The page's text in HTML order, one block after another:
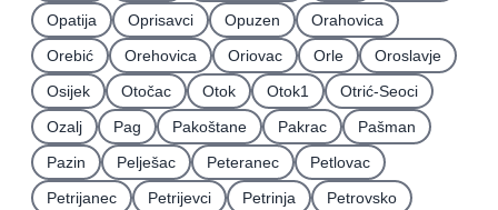
Opatija
Oprisavci Opuzen
Orahovica
Orebić
Orehovica Oriovac Orle
Oroslavje
Osijek
Otočac Otok Otok1
Otrić-Seoci
Ozalj
Pag Pakoštane Pakrac
Pašman
Pazin
Pelješac Peteranec
Petlovac
Petrijanec
Petrijevci Petrinja
Petrovsko